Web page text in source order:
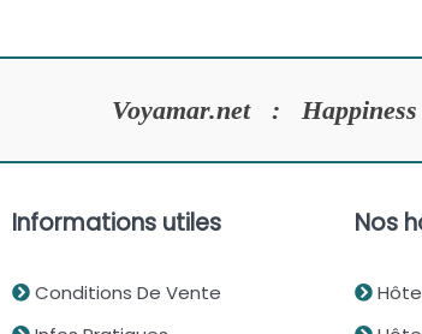
Voyamar.net : Happiness
Informations utiles
Conditions De Vente
Nos